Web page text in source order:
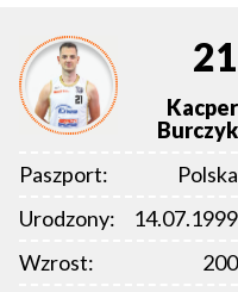
21
Kacper
Burczyk
Paszport:
Polska
Urodzony:
14.07.1999
Wzrost:
200